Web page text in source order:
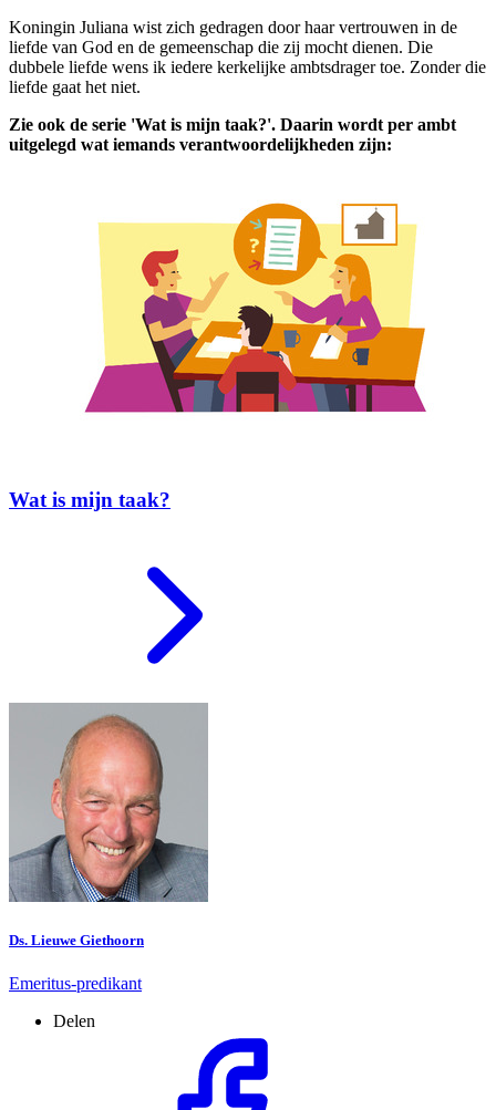
Koningin Juliana wist zich gedragen door haar vertrouwen in de
liefde van God en de gemeenschap die zij mocht dienen. Die
dubbele liefde wens ik iedere kerkelijke ambtsdrager toe. Zonder die
liefde gaat het niet.
Zie ook de serie 'Wat is mijn taak?'. Daarin wordt per ambt
uitgelegd wat iemands verantwoordelijkheden zijn:
Wat is mijn taak?
Ds. Lieuwe Giethoorn
Emeritus-predikant
Delen